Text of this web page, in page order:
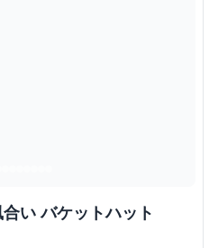
い バケットハット